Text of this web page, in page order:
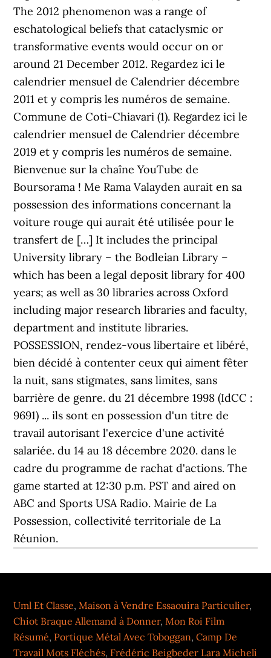
The 2012 phenomenon was a range of
eschatological beliefs that cataclysmic or
transformative events would occur on or
around 21 December 2012. Regardez ici le
calendrier mensuel de Calendrier décembre
2011 et y compris les numéros de semaine.
Commune de Coti-Chiavari (1). Regardez ici le
calendrier mensuel de Calendrier décembre
2019 et y compris les numéros de semaine.
Bienvenue sur la chaîne YouTube de
Boursorama ! Me Rama Valayden aurait en sa
possession des informations concernant la
voiture rouge qui aurait été utilisée pour le
transfert de […] It includes the principal
University library – the Bodleian Library –
which has been a legal deposit library for 400
years; as well as 30 libraries across Oxford
including major research libraries and faculty,
department and institute libraries.
POSSESSION, rendez-vous libertaire et libéré,
bien décidé à contenter ceux qui aiment fêter
la nuit, sans stigmates, sans limites, sans
barrière de genre. du 21 décembre 1998 (IdCC :
9691) ... ils sont en possession d'un titre de
travail autorisant l'exercice d'une activité
salariée. du 14 au 18 décembre 2020. dans le
cadre du programme de rachat d'actions. The
game started at 12:30 p.m. PST and aired on
ABC and Sports USA Radio. Mairie de La
Possession, collectivité territoriale de La
Réunion.
Uml Et Classe,Maison à Vendre Essaouira Particulier,
Chiot Braque Allemand à Donner,Mon Roi Film
Résumé, Portique Métal Avec Toboggan,Camp De
Travail Mots Fléchés, Frédéric Beigbeder Lara Micheli